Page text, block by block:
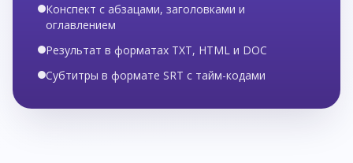
Конспект с абзацами, заголовками и
оглавлением
Результат в форматах TXT, HTML и DOC
Субтитры в формате SRT с тайм-кодами